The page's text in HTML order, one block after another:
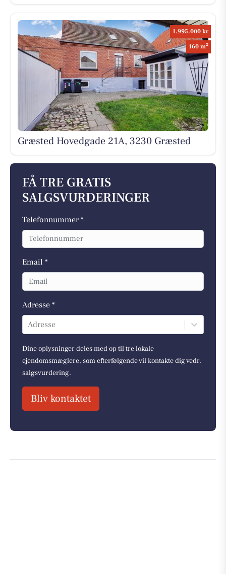
1.995.000 kr
160 m2
Græsted Hovedgade 21A, 3230 Græsted
FÅ TRE GRATIS
SALGSVURDERINGER
Telefonnummer *
Email *
Adresse *
Adresse
Dine oplysninger deles med op til tre lokale
ejendomsmæglere, som efterfølgende vil kontakte dig vedr.
salgsvurdering.
Bliv kontaktet